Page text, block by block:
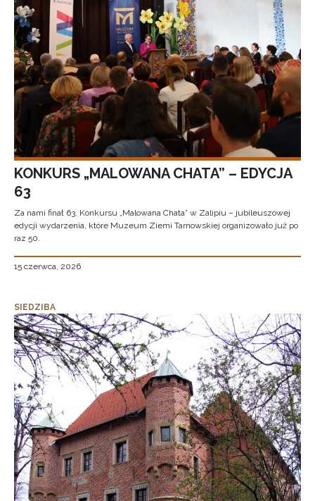
KONKURS „MALOWANA CHATA” – EDYCJA
63
Za nami finał 63. Konkursu „Malowana Chata” w Zalipiu – jubileuszowej
edycji wydarzenia, które Muzeum Ziemi Tarnowskiej organizowało już po
raz 50.
15 czerwca, 2026
SIEDZIBA